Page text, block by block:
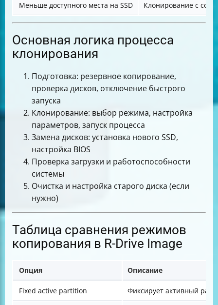
Меньше доступного места на SSD Клонирование с
Основная логика процесса
клонирования
Подготовка: резервное копирование,
проверка дисков, отключение быстрого
запуска
Клонирование: выбор режима, настройка
параметров, запуск процесса
Замена дисков: установка нового SSD,
настройка BIOS
Проверка загрузки и работоспособности
системы
Очистка и настройка старого диска (если
нужно)
Таблица сравнения режимов
копирования в R-Drive Image
Опция Описание
Fixed active partition Фиксирует активный